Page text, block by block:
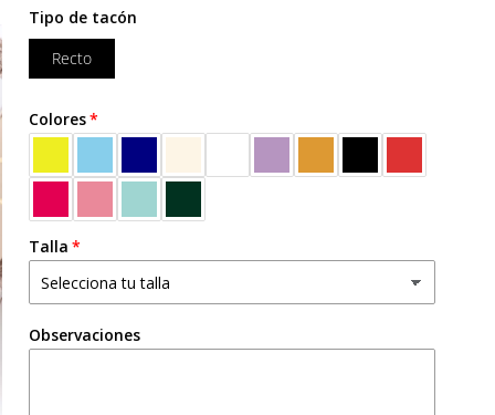
Tipo de tacón
Recto
Colores
Talla
Observaciones